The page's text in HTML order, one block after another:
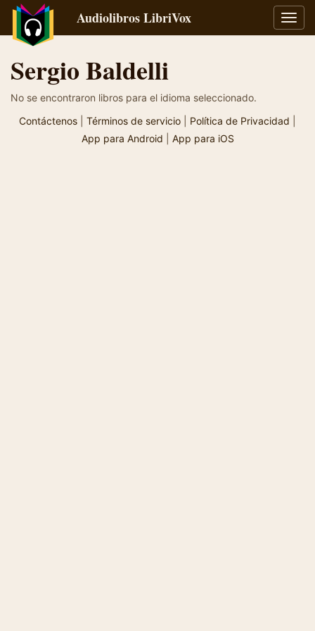
Audiolibros LibriVox
Sergio Baldelli
No se encontraron libros para el idioma seleccionado.
Contáctenos
Términos de servicio Política de Privacidad
App para Android
App para iOS